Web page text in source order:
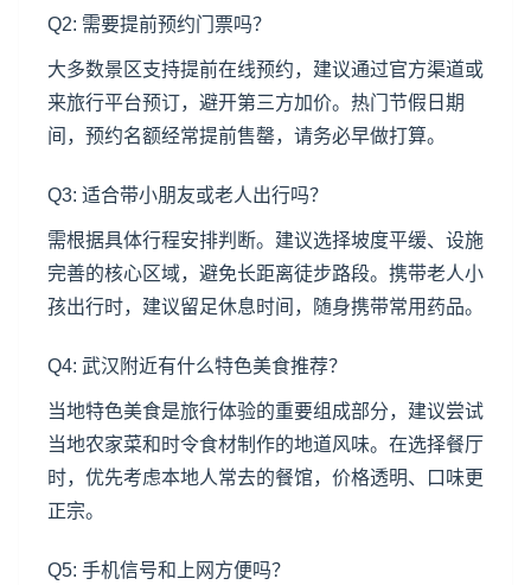
Q2: 需要提前预约门票吗？
大多数景区支持提前在线预约，建议通过官方渠道或
来旅行平台预订，避开第三方加价。热门节假日期
间，预约名额经常提前售罄，请务必早做打算。
Q3: 适合带小朋友或老人出行吗？
需根据具体行程安排判断。建议选择坡度平缓、设施
完善的核心区域，避免长距离徒步路段。携带老人小
孩出行时，建议留足休息时间，随身携带常用药品。
Q4: 武汉附近有什么特色美食推荐？
当地特色美食是旅行体验的重要组成部分，建议尝试
当地农家菜和时令食材制作的地道风味。在选择餐厅
时，优先考虑本地人常去的餐馆，价格透明、口味更
正宗。
Q5: 手机信号和上网方便吗？